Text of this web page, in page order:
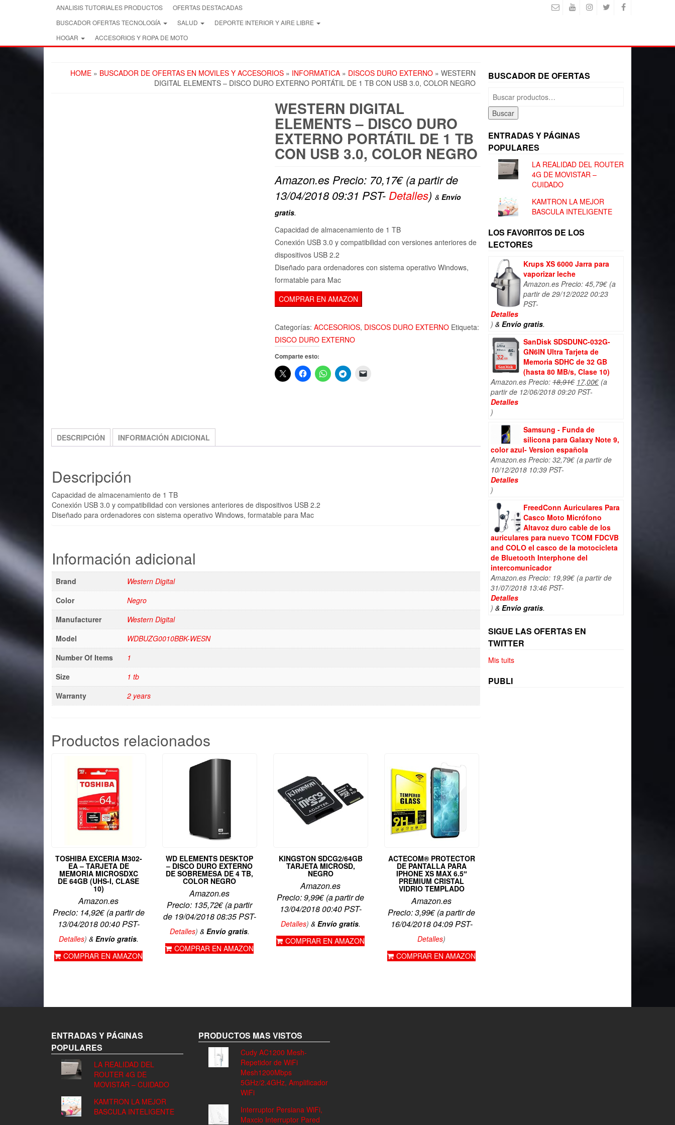
ANALISIS TUTORIALES PRODUCTOS
OFERTAS DESTACADAS
BUSCADOR OFERTAS TECNOLOGÍA
SALUD
DEPORTE INTERIOR Y AIRE LIBRE
HOGAR
ACCESORIOS Y ROPA DE MOTO
HOME » BUSCADOR DE OFERTAS EN MOVILES Y ACCESORIOS » INFORMATICA » DISCOS DURO EXTERNO » WESTERN
DIGITAL ELEMENTS – DISCO DURO EXTERNO PORTÁTIL DE 1 TB CON USB 3.0, COLOR NEGRO
WESTERN DIGITAL
ELEMENTS – DISCO DURO
EXTERNO PORTÁTIL DE 1 TB
CON USB 3.0, COLOR NEGRO
Amazon.es Precio: 70,17€(a partir de
13/04/2018 09:31 PST- Detalles) & Envío
gratis.
Capacidad de almacenamiento de 1 TB
Conexión USB 3.0 y compatibilidad con versiones anteriores de
dispositivos USB 2.2
Diseñado para ordenadores con sistema operativo Windows,
formatable para Mac
COMPRAR EN AMAZON
Categorías: ACCESORIOS, DISCOS DURO EXTERNO Etiqueta:
DISCO DURO EXTERNO
Comparte esto:
DESCRIPCIÓN INFORMACIÓN ADICIONAL
Descripción
Capacidad de almacenamiento de 1 TB
Conexión USB 3.0 y compatibilidad con versiones anteriores de dispositivos USB 2.2
Diseñado para ordenadores con sistema operativo Windows, formatable para Mac
Información adicional
Brand
Western Digital
Color
Negro
Manufacturer
Western Digital
Model
WDBUZG0010BBK-WESN
Number Of Items
1
Size
1 tb
Warranty
2 years
Productos relacionados
TOSHIBA EXCERIA M302-
EA – TARJETA DE
MEMORIA MICROSDXC
DE 64GB (UHS-I, CLASE
10)
Amazon.es
Precio: 14,92€(a partir de
13/04/2018 00:40 PST-
Detalles) & Envío gratis.
COMPRAR EN AMAZON
WD ELEMENTS DESKTOP
– DISCO DURO EXTERNO
DE SOBREMESA DE 4 TB,
COLOR NEGRO
Amazon.es
Precio: 135,72€(a partir
de 19/04/2018 08:35 PST-
Detalles) & Envío gratis.
COMPRAR EN AMAZON
KINGSTON SDCG2/64GB
TARJETA MICROSD,
NEGRO
Amazon.es
Precio:9,99€(a partir de
13/04/2018 00:40 PST-
Detalles) & Envío gratis.
COMPRAR EN AMAZON
ACTECOM® PROTECTOR
DE PANTALLA PARA
IPHONE XS MAX 6.5″
PREMIUM CRISTAL
VIDRIO TEMPLADO
Amazon.es
Precio:3,99€(a partir de
16/04/2018 04:09 PST-
Detalles)
COMPRAR EN AMAZON
BUSCADOR DE OFERTAS
Buscar
por:
Buscar
ENTRADAS Y PÁGINAS
POPULARES
LA REALIDAD DEL ROUTER
4G DE MOVISTAR –
CUIDADO
KAMTRON LA MEJOR
BASCULA INTELIGENTE
LOS FAVORITOS DE LOS
LECTORES
Krups XS 6000 Jarra para
vaporizar leche
Amazon.es Precio: 45,79€ (a
partir de 29/12/2022 00:23
PST-
Detalles
) & Envío gratis.
SanDisk SDSDUNC-032G-
GN6IN Ultra Tarjeta de
Memoria SDHC de 32 GB
(hasta 80 MB/s, Clase 10)
Amazon.es Precio: 18,91€ El
precio
17,00€El(a
partir de 12/06/2018 09:20 PST-
Detalles
)
Samsung - Funda de
silicona para Galaxy Note 9,
color azul- Version española
Amazon.es Precio: 32,79€ (a partir de
10/12/2018 10:39 PST-
Detalles
)
FreedConn Auriculares Para
Casco Moto Micrófono
Altavoz duro cable de los
auriculares para nuevo TCOM FDCVB
and COLO el casco de la motocicleta
de Bluetooth Interphone del
intercomunicador
Amazon.es Precio: 19,99€ (a partir de
31/07/2018 13:46 PST-
Detalles
) & Envío gratis.
SIGUE LAS OFERTAS EN
TWITTER
Mis tuits
PUBLI
ENTRADAS Y PÁGINAS
POPULARES
LA REALIDAD DEL
ROUTER 4G DE
MOVISTAR – CUIDADO
KAMTRON LA MEJOR
BASCULA INTELIGENTE
PRODUCTOS MAS VISTOS
Cudy AC1200 Mesh-
Repetidor de WiFi
Mesh1200Mbps
5GHz/2.4GHz, Amplificador
WiFi
Interruptor Persiana WiFi,
Maxcio Interruptor Pared